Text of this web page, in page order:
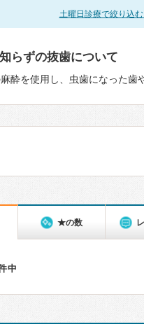
土曜日診療で絞り込
らずの抜歯について
酔を使用し、虫歯になった歯
★の数
中